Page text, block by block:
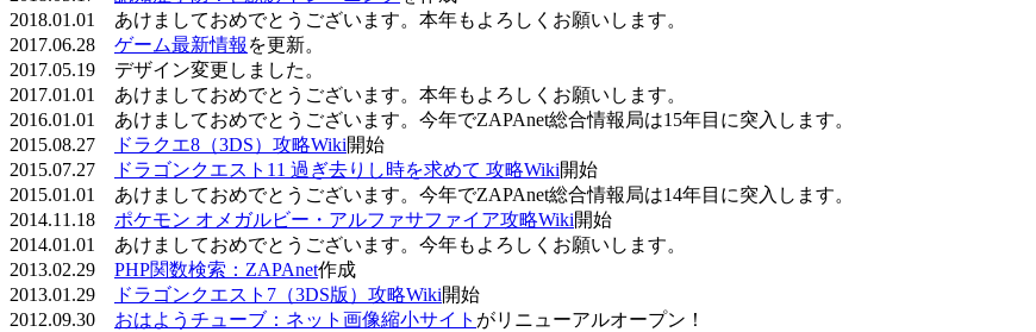
2018.01.01 あけましておめでとうございます。本年もよろしくお願いします。
2017.06.28 ゲーム最新情報 を更新。
2017.05.19 デザイン変更しました。
2017.01.01 あけましておめでとうございます。本年もよろしくお願いします。
2016.01.01 あけましておめでとうございます。今年でZAPAnet総合情報局は15年目に突入します。
2015.08.27
ドラクエ8（3DS）攻略Wiki開始
2015.07.27
ドラゴンクエスト11 過ぎ去りし時を求めて 攻略Wiki開始
2015.01.01 あけましておめでとうございます。今年でZAPAnet総合情報局は14年目に突入します。
2014.11.18 ポケモン オメガルビー・アルファサファイア攻略Wiki開始
2014.01.01 あけましておめでとうございます。今年もよろしくお願いします。
2013.02.29 PHP関数検索：ZAPAnet作成
2013.01.29
ドラゴンクエスト7（3DS版）攻略Wiki開始
2012.09.30 おはようチューブ：ネット画像縮小サイト がリニューアルオープン！